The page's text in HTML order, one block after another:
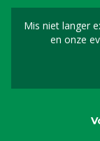
Mis niet langer
en onze